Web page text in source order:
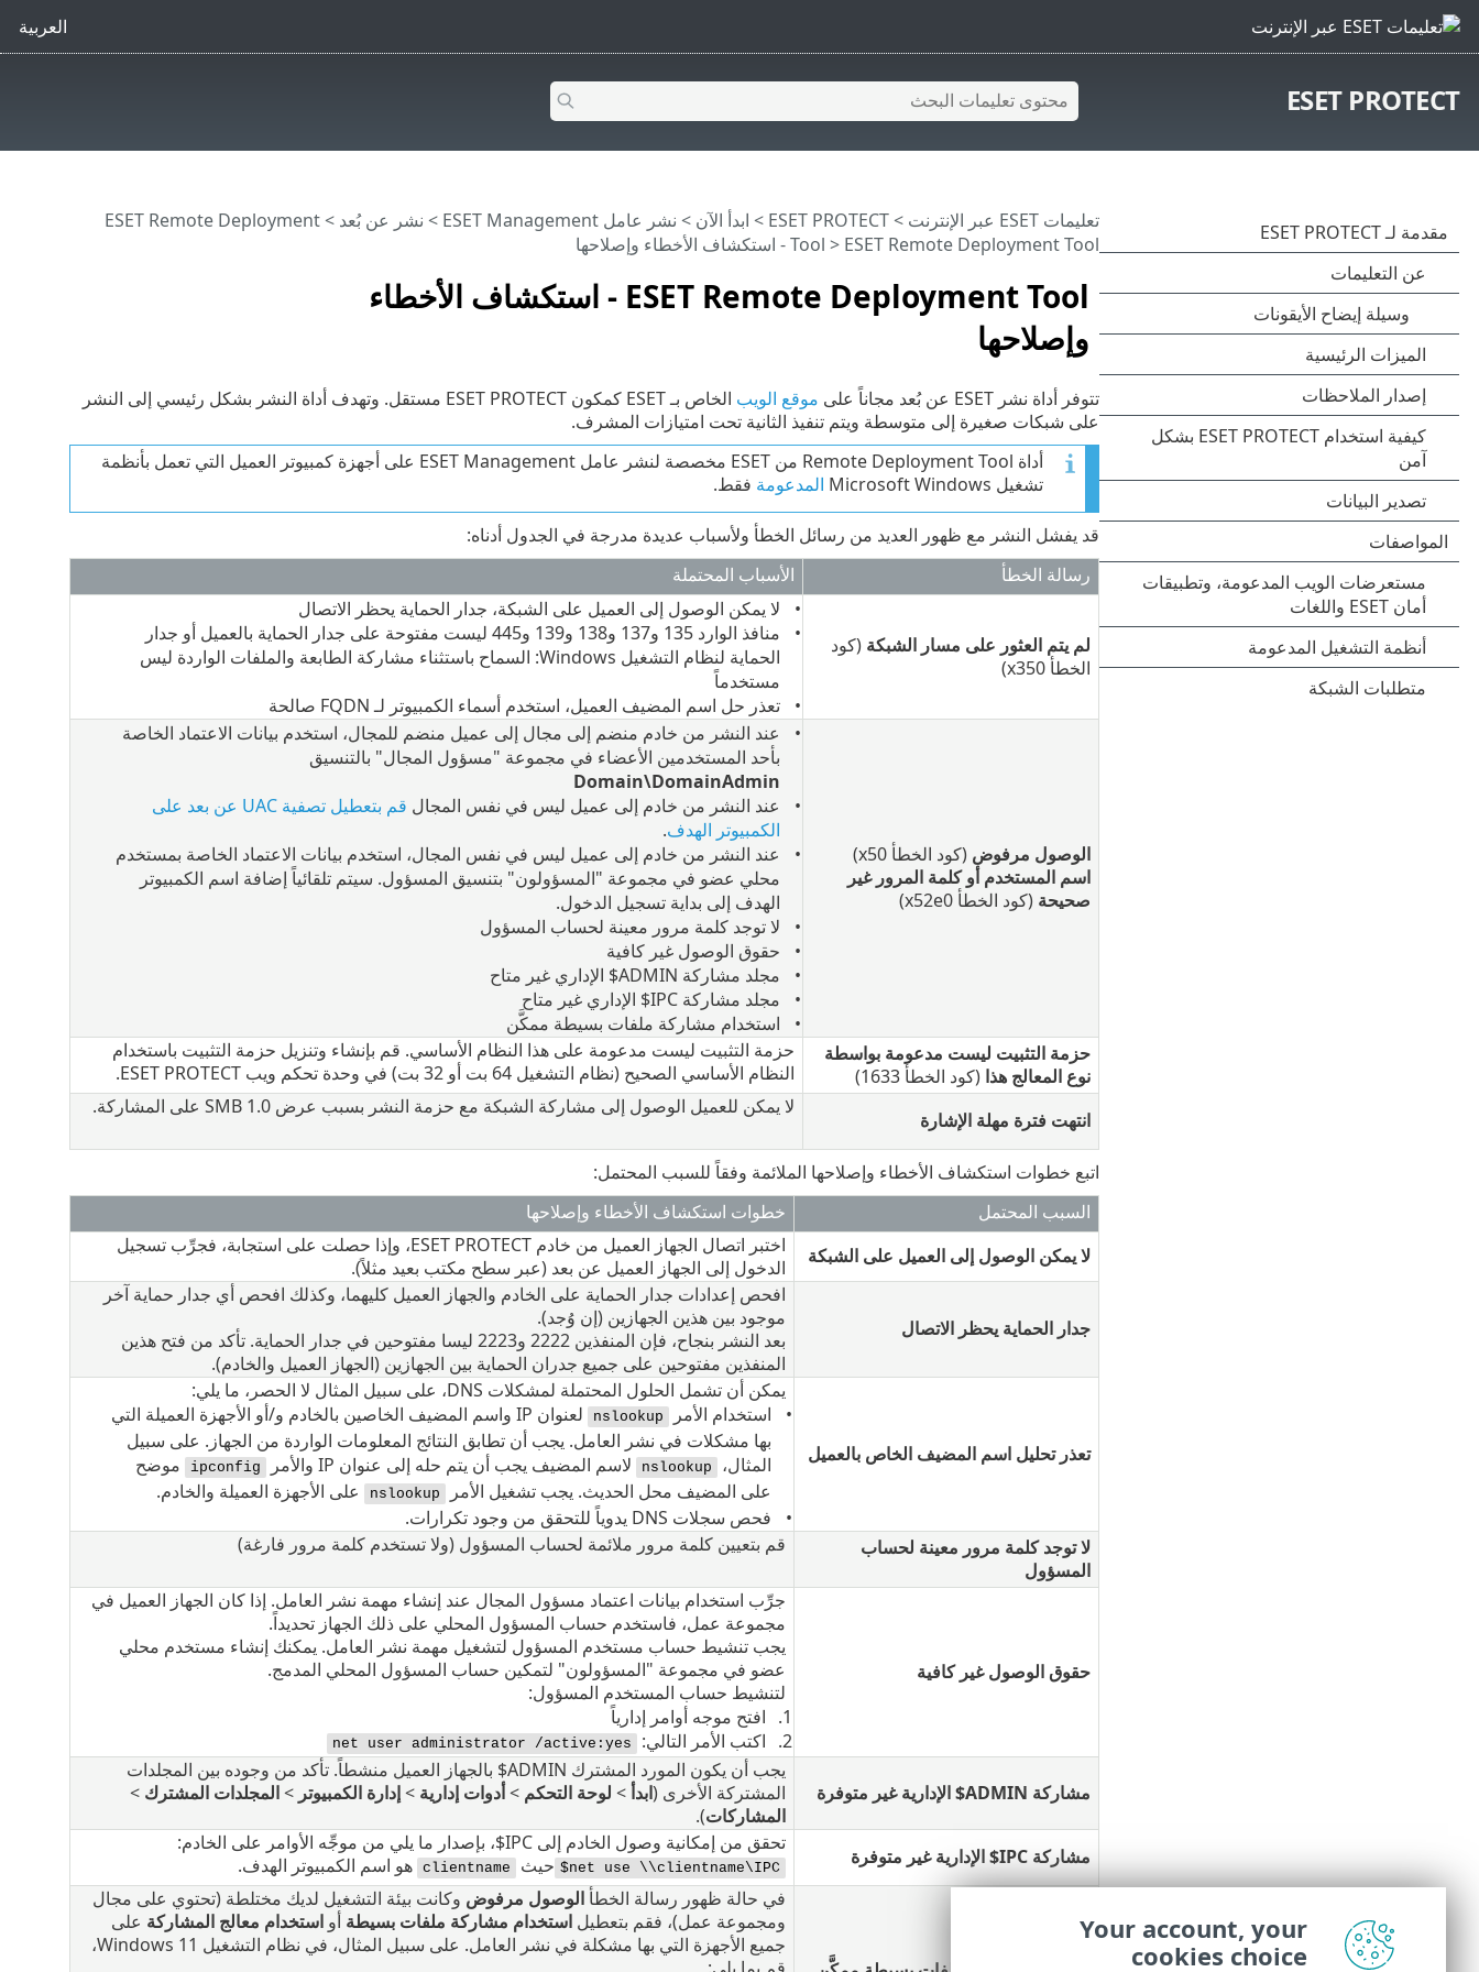
العربية
ESET PROTECT
ESET Remote Deployment Tool - استكشاف الأخطاء
وإصلاحها
تعليمات ESET عبر الإنترنت >
ESET PROTECT
> ابدأ الآن > نشر عامل ESET Management > نشر عن بُعد >
ESET Remote Deployment
Tool > ESET Remote Deployment Tool - استكشاف الأخطاء وإصلاحها
تتوفر أداة نشر ESET عن بُعد مجاناً على موقع الويب
الخاص بـ ESET كمكون ESET PROTECT مستقل. وتهدف أداة النشر بشكل رئيسي إلى النشر
على شبكات صغيرة إلى متوسطة ويتم تنفيذ الثانية تحت امتيازات المشرف.
أداة Remote Deployment Tool من ESET مخصصة لنشر عامل ESET Management على أجهزة كمبيوتر العميل التي تعمل بأنظمة
تشغيل Microsoft Windows
المدعومة فقط.
قد يفشل النشر مع ظهور العديد من رسائل الخطأ ولأسباب عديدة مدرجة في الجدول أدناه:
رسالة الخطأ
الأسباب المحتملة
لم يتم العثور على مسار الشبكة (كود
الخطأ 0‏x35)
لا يمكن الوصول إلى العميل على الشبكة، جدار الحماية يحظر الاتصال
منافذ الوارد 135 و137 و138 و139 و445 ليست مفتوحة على جدار الحماية بالعميل أو جدار
الحماية لنظام التشغيل Windows: السماح باستثناء مشاركة الطابعة والملفات الواردة ليس
مستخدماً
تعذر حل اسم المضيف العميل، استخدم أسماء الكمبيوتر لـ FQDN صالحة
الوصول مرفوض (كود الخطأ 0‏x5)
اسم المستخدم أو كلمة المرور غير
صحيحة (كود الخطأ 0‏x52e)
عند النشر من خادم منضم إلى مجال إلى عميل منضم للمجال، استخدم بيانات الاعتماد الخاصة
بأحد المستخدمين الأعضاء في مجموعة "مسؤول المجال" بالتنسيق
Domain\DomainAdmin
عند النشر من خادم إلى عميل ليس في نفس المجال ‎
قم بتعطيل تصفية UAC عن بعد على
الكمبيوتر الهدف.
عند النشر من خادم إلى عميل ليس في نفس المجال، استخدم بيانات الاعتماد الخاصة بمستخدم
محلي عضو في مجموعة "المسؤولون" بتنسيق المسؤول. سيتم تلقائياً إضافة اسم الكمبيوتر
الهدف إلى بداية تسجيل الدخول.
لا توجد كلمة مرور معينة لحساب المسؤول
حقوق الوصول غير كافية
مجلد مشاركة ADMIN$ الإداري غير متاح
مجلد ‎مشاركة IPC$ الإداري غير متاح
استخدام مشاركة ملفات بسيطة ممكَّن
حزمة التثبيت ليست مدعومة بواسطة
نوع المعالج هذا (كود الخطأ 1633)
حزمة التثبيت ليست مدعومة على هذا النظام الأساسي. قم بإنشاء وتنزيل حزمة التثبيت باستخدام
النظام الأساسي الصحيح (نظام التشغيل 64 بت أو 32 بت) في وحدة تحكم ويب ‎ESET PROTECT.
انتهت فترة مهلة الإشارة
لا يمكن للعميل الوصول إلى مشاركة الشبكة مع حزمة النشر بسبب عرض SMB 1.0 على المشاركة.
اتبع خطوات استكشاف الأخطاء وإصلاحها الملائمة وفقاً للسبب المحتمل:
السبب المحتمل
خطوات استكشاف الأخطاء وإصلاحها
لا يمكن الوصول إلى العميل على الشبكة
اختبر اتصال الجهاز العميل من خادم ‎ESET PROTECT، وإذا حصلت على استجابة، فجرِّب تسجيل
الدخول إلى الجهاز العميل عن بعد (عبر سطح مكتب بعيد مثلاً).
جدار الحماية يحظر الاتصال
افحص إعدادات جدار الحماية على الخادم والجهاز العميل كليهما، وكذلك افحص أي جدار حماية آخر
موجود بين هذين الجهازين (إن وُجد).
بعد النشر بنجاح، فإن المنفذين 2222 و2223 ليسا مفتوحين في جدار الحماية. تأكد من فتح هذين
المنفذين مفتوحين على جميع جدران الحماية بين الجهازين (الجهاز العميل والخادم).
تعذر تحليل اسم المضيف الخاص بالعميل
يمكن أن تشمل الحلول المحتملة لمشكلات DNS، على سبيل المثال لا الحصر، ما يلي:
استخدام الأمر ‎
nslookup
لعنوان IP واسم المضيف الخاصين بالخادم و/أو الأجهزة العميلة التي
بها مشكلات في نشر العامل. يجب أن تطابق النتائج المعلومات الواردة من الجهاز. على سبيل
المثال، ‎
nslookup لاسم المضيف يجب أن يتم حله إلى عنوان IP والأمر ipconfig موضح
على المضيف محل الحديث. يجب تشغيل الأمر ‎
nslookup على الأجهزة العميلة والخادم.
فحص سجلات DNS يدوياً للتحقق من وجود تكرارات.
لا توجد كلمة مرور معينة لحساب
المسؤول
قم بتعيين كلمة مرور ملائمة لحساب المسؤول (ولا تستخدم كلمة مرور فارغة)
حقوق الوصول غير كافية
جرِّب استخدام بيانات اعتماد مسؤول المجال عند إنشاء مهمة نشر العامل. إذا كان الجهاز العميل في
مجموعة عمل، فاستخدم حساب المسؤول المحلي على ذلك الجهاز تحديداً.
يجب تنشيط حساب مستخدم المسؤول لتشغيل مهمة نشر العامل. يمكنك إنشاء مستخدم محلي
عضو في مجموعة "المسؤولون" لتمكين حساب المسؤول المحلي المدمج.
لتنشيط حساب المستخدم المسؤول:
افتح موجه أوامر إدارياً
اكتب الأمر التالي:
net user administrator /active:yes
مشاركة ADMIN$ الإدارية غير متوفرة
يجب أن يكون المورد المشترك ‎ADMIN$ بالجهاز العميل منشطاً. تأكد من وجوده بين المجلدات
المشتركة الأخرى (‎ابدأ > لوحة التحكم >أدوات إدارية >إدارة الكمبيوتر >المجلدات المشترك >
المشاركات).
مشاركة IPC$ الإدارية غير متوفرة
تحقق من إمكانية وصول الخادم إلى ‎IPC$، بإصدار ما يلي من موجِّه الأوامر على الخادم:
net use \\clientname\IPC$ حيث clientname هو اسم الكمبيوتر الهدف.
في حالة ظهور رسالة الخطأ ‎ الوصول مرفوض وكانت بيئة التشغيل لديك مختلطة (تحتوي على مجال
ومجموعة عمل)، فقم بتعطيل استخدام مشاركة ملفات بسيطة أو استخدام معالج المشاركة على
جميع الأجهزة التي بها مشكلة في نشر العامل. على سبيل المثال، في نظام التشغيل Windows 11،
Your account, your
cookies choice